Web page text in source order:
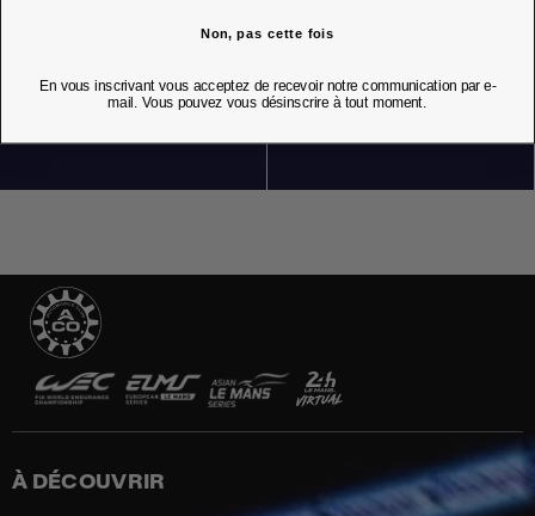
NOS BOUTIQUES
À DÉCOUVRIR
Non, pas cette fois
En vous inscrivant vous acceptez de recevoir notre communication par e-
mail. Vous pouvez vous désinscrire à tout moment.